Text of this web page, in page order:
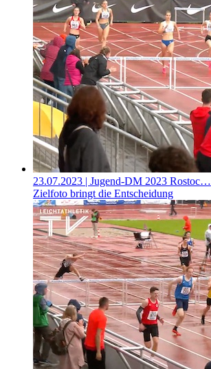
23.07.2023 | Jugend-DM 2023 Rostoc…
Zielfoto bringt die Entscheidung